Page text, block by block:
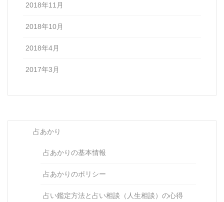
2018年11月
2018年10月
2018年4月
2017年3月
占あかり
占あかりの基本情報
占あかりのポリシー
占い鑑定方法と占い相談（人生相談）の心得